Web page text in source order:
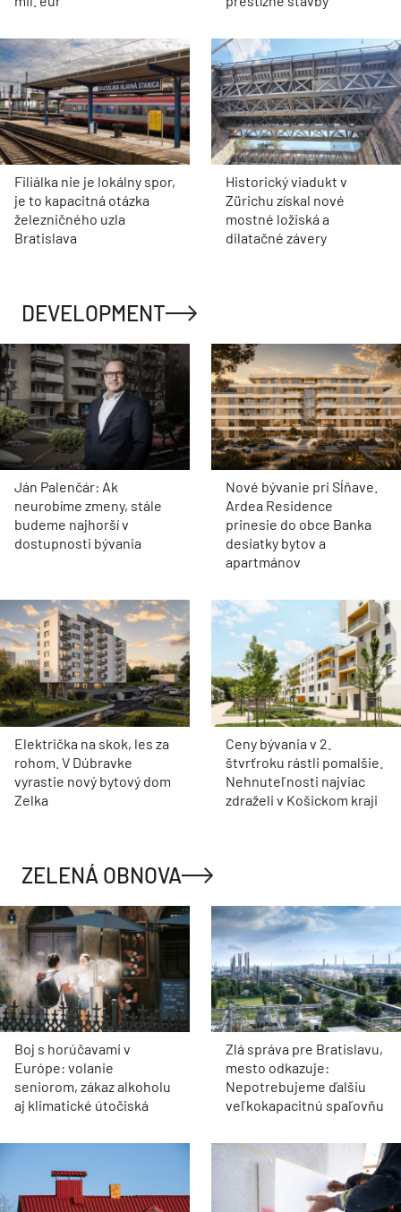
Filiálka nie je lokálny spor,
je to kapacitná otázka
železničného uzla
Bratislava
Historický viadukt v
Zürichu získal nové
mostné ložiská a
dilatačné závery
DEVELOPMENT
Ján Palenčár: Ak
neurobíme zmeny, stále
budeme najhorší v
dostupnosti bývania
Nové bývanie pri Sĺňave.
Ardea Residence
prinesie do obce Banka
desiatky bytov a
apartmánov
Električka na skok, les za
rohom. V Dúbravke
vyrastie nový bytový dom
Zelka
Ceny bývania v 2.
štvrťroku rástli pomalšie.
Nehnuteľnosti najviac
zdraželi v Košickom kraji
ZELENÁ OBNOVA
Boj s horúčavami v
Európe: volanie
seniorom, zákaz alkoholu
aj klimatické útočiská
Zlá správa pre Bratislavu,
mesto odkazuje:
Nepotrebujeme ďalšiu
veľkokapacitnú spaľovňu